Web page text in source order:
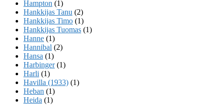
Hampton (1)
Hankkijas Tanu (2)
Hankkijas Timo (1)
Hankkijas Tuomas (1)
Hanne (1)
Hannibal (2)
Hansa (1)
Harbinger(1)
Harli (1)
Havilla (1933) (1)
Heban (1)
Heida (1)